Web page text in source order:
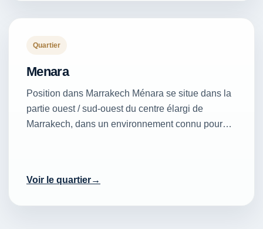
Quartier
Menara
Position dans Marrakech Ménara se situe dans la
partie ouest / sud-ouest du centre élargi de
Marrakech, dans un environnement connu pour…
Voir le quartier